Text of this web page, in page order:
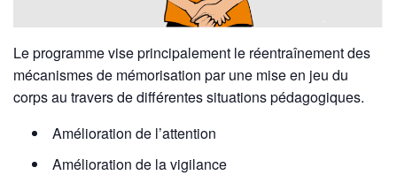
Le programme vise principalement le réentraînement des
mécanismes de mémorisation par une mise en jeu du
corps au travers de différentes situations pédagogiques.
Amélioration de l’attention
Amélioration de la vigilance